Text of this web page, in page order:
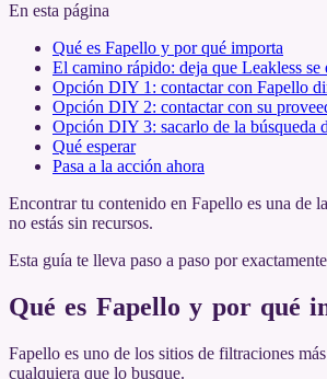
En esta página
Qué es Fapello y por qué importa
El camino rápido: deja que Leakless se
Opción DIY 1: contactar con Fapello
Opción DIY 2: contactar con su
Opción DIY 3: sacarlo de la búsqueda
Qué esperar
Pasa a la acción ahora
Encontrar tu contenido en Fapello es una de
no estás sin recursos.
Esta guía te lleva paso a paso por
Qué es Fapello y por qué
Fapello es uno de los sitios de filtraciones
cualquiera que lo busque.